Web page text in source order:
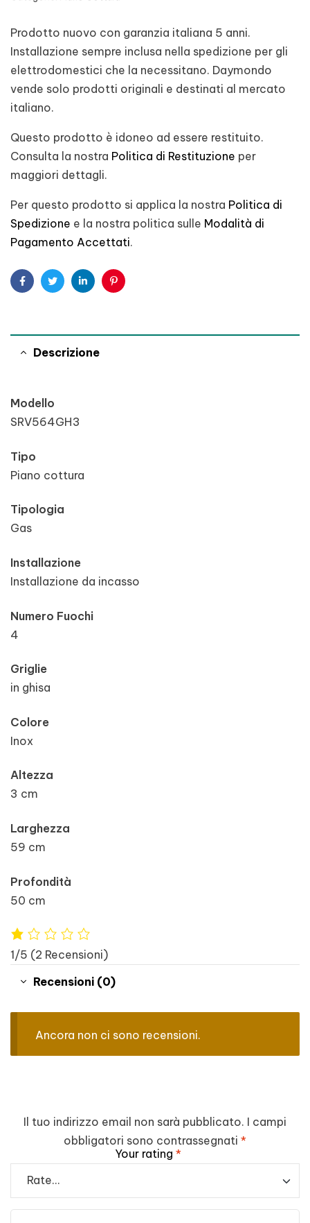
Prodotto nuovo con garanzia italiana 5 anni.
Installazione sempre inclusa nella spedizione per gli
elettrodomestici che la necessitano. Daymondo
vende solo prodotti originali e destinati al mercato
italiano.
Questo prodotto è idoneo ad essere restituito.
Consulta la nostra Politica di Restituzione per
maggiori dettagli.
Per questo prodotto si applica la nostra Politica di
Spedizione e la nostra politica sulle Modalità di
Pagamento Accettati.
FacebookTwitterLinkedinPinterest
Descrizione
Modello
SRV564GH3
Tipo
Piano cottura
Tipologia
Gas
Installazione
Installazione da incasso
Numero Fuochi
4
Griglie
in ghisa
Colore
Inox
Altezza
3 cm
Larghezza
59 cm
Profondità
50 cm
1/5 (2 Recensioni)
Recensioni (0)
Ancora non ci sono recensioni.
Il tuo indirizzo email non sarà pubblicato. I campi
obbligatori sono contrassegnati *
Your rating *